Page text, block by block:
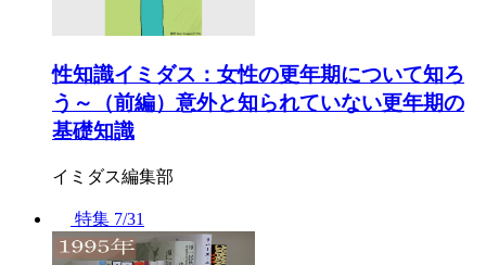
性知識イミダス：女性の更年期について知ろ
う～（前編）意外と知られていない更年期の
基礎知識
イミダス編集部
特集 7/31